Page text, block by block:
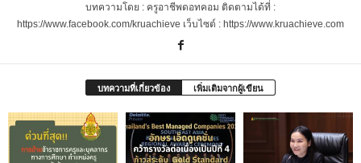
บทความโดย : ครูอาชีพดอทคอม ติดตามได้ที่ :
https://www.facebook.com/kruachieve เว็บไซต์ : https://www.kruachieve.com
บทความที่เกี่ยวข้อง เพิ่มเติมจากผู้เขียน